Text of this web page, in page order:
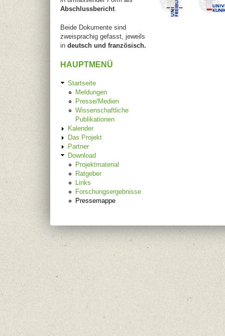
Abschlussbericht
Beide Dokumente sind
zweisprachig gefasst, jeweils
in deutsch und französisch.
HAUPTMENÜ
Startseite
Meldungen
Presse/Medien
Wissenschaftliche
Publikationen
Kalender
Das Projekt
Partner
Download
Projektmaterial
Ratgeber
Links
Forschungsergebnisse
Pressemappe